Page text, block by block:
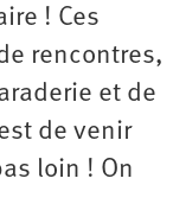
! Ces
rencontres,
et de
de venir
loin ! On